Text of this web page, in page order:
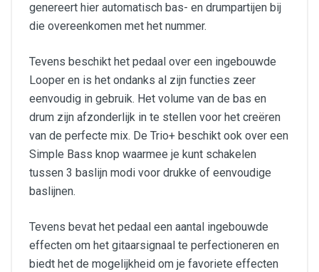
genereert hier automatisch bas- en drumpartijen bij
die overeenkomen met het nummer.
Tevens beschikt het pedaal over een ingebouwde
Looper en is het ondanks al zijn functies zeer
eenvoudig in gebruik. Het volume van de bas en
drum zijn afzonderlijk in te stellen voor het creëren
van de perfecte mix. De Trio+ beschikt ook over een
Simple Bass knop waarmee je kunt schakelen
tussen 3 baslijn modi voor drukke of eenvoudige
baslijnen.
Tevens bevat het pedaal een aantal ingebouwde
effecten om het gitaarsignaal te perfectioneren en
biedt het de mogelijkheid om je favoriete effecten